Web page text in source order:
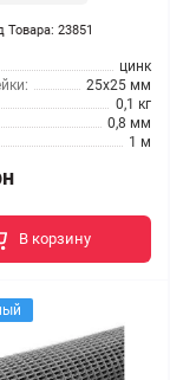
Товара: 23851
цинк
25x25 мм
0,1 кг
0,8 мм
1 м
В корзину